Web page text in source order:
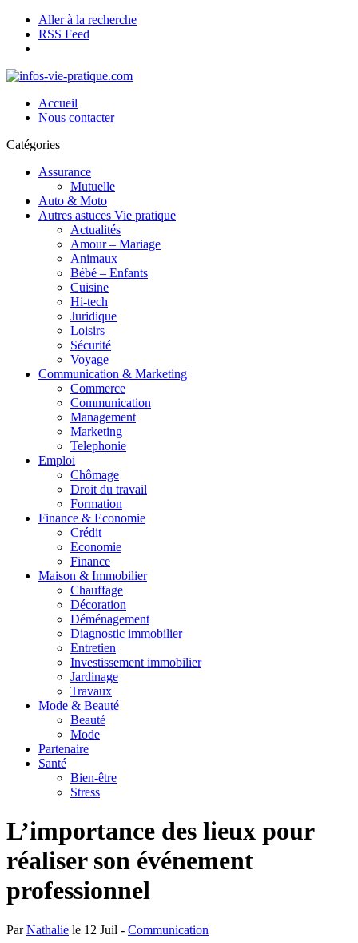
Aller à la recherche
RSS Feed
Accueil
Nous contacter
Catégories
Assurance
Mutuelle
Auto & Moto
Autres astuces Vie pratique
Actualités
Amour – Mariage
Animaux
Bébé – Enfants
Cuisine
Hi-tech
Juridique
Loisirs
Sécurité
Voyage
Communication & Marketing
Commerce
Communication
Management
Marketing
Telephonie
Emploi
Chômage
Droit du travail
Formation
Finance & Economie
Crédit
Economie
Finance
Maison & Immobilier
Chauffage
Décoration
Déménagement
Diagnostic immobilier
Entretien
Investissement immobilier
Jardinage
Travaux
Mode & Beauté
Beauté
Mode
Partenaire
Santé
Bien-être
Stress
L’importance des lieux pour
réaliser son événement
professionnel
ParNathalie le 12 Juil - Communication